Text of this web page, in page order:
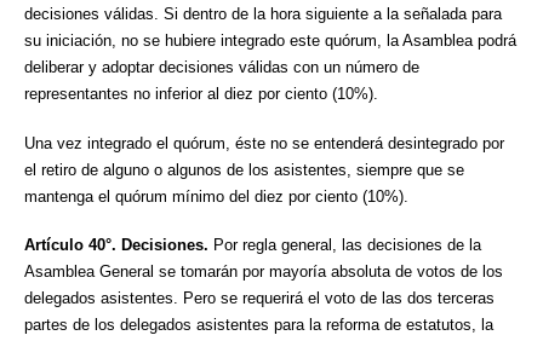
decisiones válidas. Si dentro de la hora siguiente a la señalada para
su iniciación, no se hubiere integrado este quórum, la Asamblea podrá
deliberar y adoptar decisiones válidas con un número de
representantes no inferior al diez por ciento (10%).
Una vez integrado el quórum, éste no se entenderá desintegrado por
el retiro de alguno o algunos de los asistentes, siempre que se
mantenga el quórum mínimo del diez por ciento (10%).
Artículo 40°. Decisiones. Por regla general, las decisiones de la
Asamblea General se tomarán por mayoría absoluta de votos de los
delegados asistentes. Pero se requerirá el voto de las dos terceras
partes de los delegados asistentes para la reforma de estatutos, la